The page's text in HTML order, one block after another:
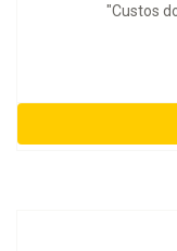
"Custos